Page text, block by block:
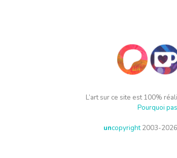
L’art sur ce site est 100%
Pourquoi pas
uncopyright2003-